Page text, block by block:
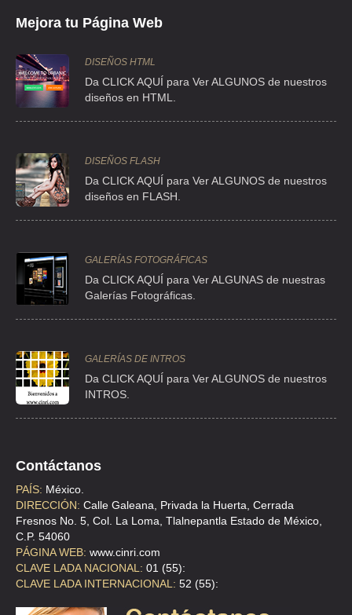
Mejora tu Página Web
DISEÑOS HTML
Da CLICK AQUÍ para Ver ALGUNOS de nuestros
diseños en HTML.
DISEÑOS FLASH
Da CLICK AQUÍ para Ver ALGUNOS de nuestros
diseños en FLASH.
GALERÍAS FOTOGRÁFICAS
Da CLICK AQUÍ para Ver ALGUNAS de nuestras
Galerías Fotográficas.
GALERÍAS DE INTROS
Da CLICK AQUÍ para Ver ALGUNOS de nuestros
INTROS.
Contáctanos
PAÍS: México.
DIRECCIÓN: Calle Galeana, Privada la Huerta, Cerrada
Fresnos No. 5, Col. La Loma, Tlalnepantla Estado de México,
C.P. 54060
PÁGINA WEB: www.cinri.com
CLAVE LADA NACIONAL: 01 (55):
CLAVE LADA INTERNACIONAL: 52 (55):